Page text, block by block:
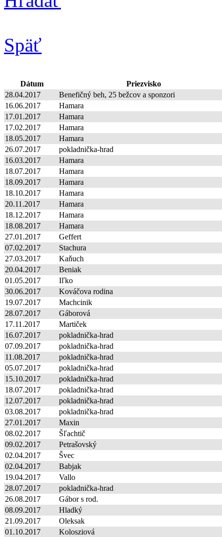
Späť
Dátum
Priezvisko
28.04.2017
Benefičný beh, 25 bežcov a sponzori
16.06.2017
Hamara
17.01.2017
Hamara
17.02.2017
Hamara
18.05.2017
Hamara
26.07.2017
pokladnička-hrad
16.03.2017
Hamara
18.07.2017
Hamara
18.09.2017
Hamara
18.10.2017
Hamara
20.11.2017
Hamara
18.12.2017
Hamara
18.08.2017
Hamara
27.01.2017
Geffert
07.02.2017
Stachura
27.03.2017
Kaňuch
20.04.2017
Beniak
01.05.2017
Iľko
30.06.2017
Kováčova rodina
19.07.2017
Machcinik
28.07.2017
Gáborová
17.11.2017
Martiček
16.07.2017
pokladnička-hrad
07.09.2017
pokladnička-hrad
11.08.2017
pokladnička-hrad
05.07.2017
pokladnička-hrad
15.10.2017
pokladnička-hrad
18.07.2017
pokladnička-hrad
12.07.2017
pokladnička-hrad
03.08.2017
pokladnička-hrad
27.01.2017
Maxin
08.02.2017
Šľachtič
09.02.2017
Petrašovský
02.04.2017
Švec
02.04.2017
Babjak
19.04.2017
Vallo
28.07.2017
pokladnička-hrad
26.08.2017
Gábor s rod.
08.09.2017
Hladký
21.09.2017
Oleksak
01.10.2017
Kolosziová